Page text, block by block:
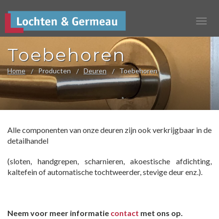
Toebehoren
Home Producten Deuren Toebehoren
Alle componenten van onze deuren zijn ook verkrijgbaar in de
detailhandel
(sloten, handgrepen, scharnieren, akoestische afdichting,
kaltefein of automatische tochtweerder, stevige deur enz.).
Neem voor meer informatie contact met ons op.